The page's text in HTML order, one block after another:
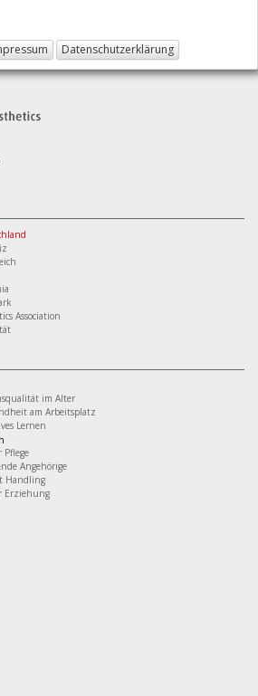
Datenschutzerklärung
Association
im Alter
am Arbeitsplatz
Lernen
Pflege
Angehörige
Handling
Erziehung